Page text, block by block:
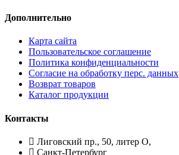
Дополнительно
Карта сайта
Пользовательское соглашение
Политика конфиденциальности
Согласие на обработку перс. данных
Возврат товаров
Каталог продукции
Контакты
Лиговский пр., 50, литер О,
Санкт-Петербург